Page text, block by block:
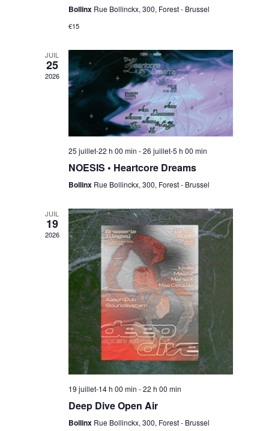
i
g
a
t
n
i
e
w
N
a
i
g
Bollinx Rue Bollinckx, 300, Forest - Brussel
€15
JUIL
25
2026
25 juillet-22 h 00 min -26 juillet-5 h 00 min
NOESIS • Heartcore Dreams
Bollinx Rue Bollinckx, 300, Forest - Brussel
JUIL
19
2026
19 juillet-14 h 00 min -22 h 00 min
Deep Dive Open Air
Bollinx Rue Bollinckx, 300, Forest - Brussel